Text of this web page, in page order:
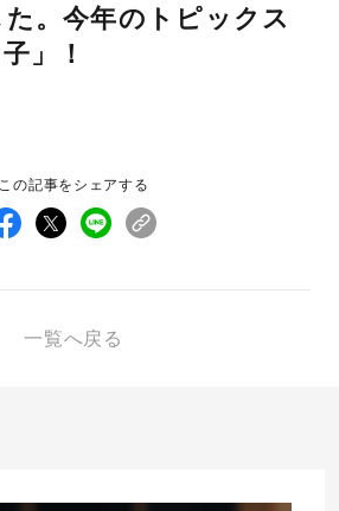
。今年のトピックス
」！
この記事をシェアする
一覧へ戻る
ートの流れ
テム
®
品質とは？